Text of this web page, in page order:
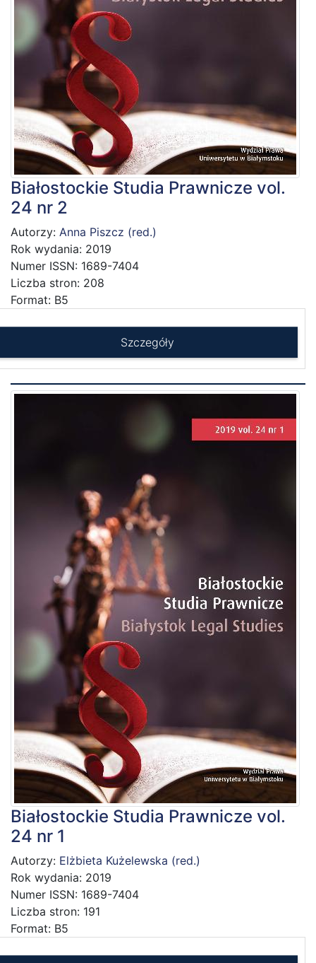
Białostockie Studia Prawnicze vol.
24 nr 2
Autorzy: Anna Piszcz (red.)
Rok wydania: 2019
Numer ISSN: 1689-7404
Liczba stron: 208
Format: B5
Szczegóły
Białostockie Studia Prawnicze vol.
24 nr 1
Autorzy: Elżbieta Kużelewska (red.)
Rok wydania: 2019
Numer ISSN: 1689-7404
Liczba stron: 191
Format: B5